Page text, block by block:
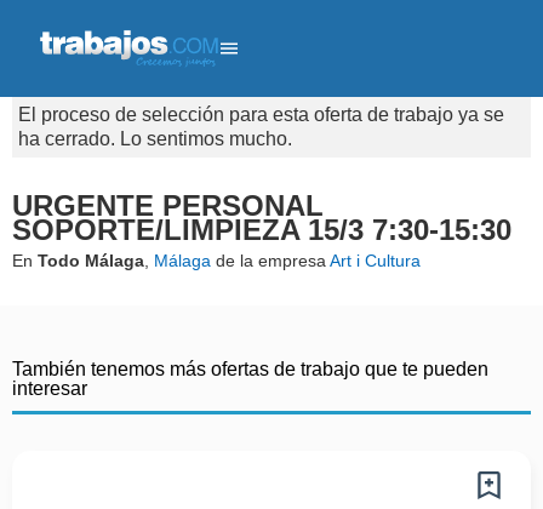
El proceso de selección para esta oferta de trabajo ya se
ha cerrado. Lo sentimos mucho.
URGENTE PERSONAL
SOPORTE/LIMPIEZA 15/3 7:30-15:30
En Todo Málaga Málaga de la empresa Art i Cultura
También tenemos más ofertas de trabajo que te pueden
interesar